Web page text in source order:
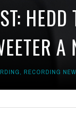
A
, RECORDING